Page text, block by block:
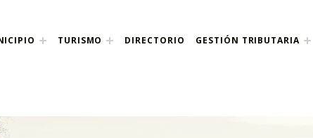
TURISMO DIRECTORIO GESTIÓN TRIBUTARIA